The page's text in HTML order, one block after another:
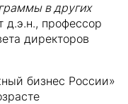
в других
д.э.н., профессор
директоров
бизнес России»